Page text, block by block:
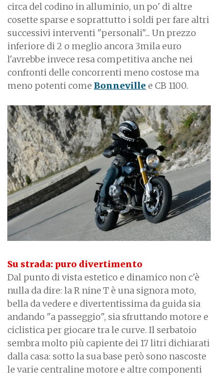
circa del codino in alluminio, un po' di altre
cosette sparse e soprattutto i soldi per fare altri
successivi interventi "personali"... Un prezzo
inferiore di 2 o meglio ancora 3mila euro
l'avrebbe invece resa competitiva anche nei
confronti delle concorrenti meno costose ma
meno potenti come Bonneville e CB 1100.
Su strada: puro divertimento
Dal punto di vista estetico e dinamico non c'è
nulla da dire: la R nine T è una signora moto,
bella da vedere e divertentissima da guida sia
andando "a passeggio", sia sfruttando motore e
ciclistica per giocare tra le curve. Il serbatoio
sembra molto più capiente dei 17 litri dichiarati
dalla casa: sotto la sua base però sono nascoste
le varie centraline motore e altre componenti